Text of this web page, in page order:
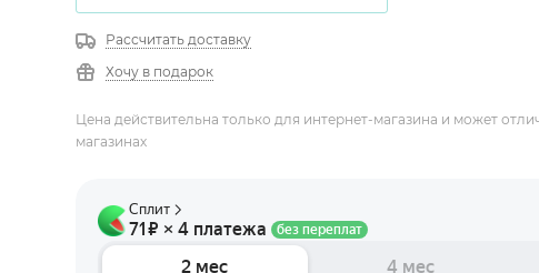
Рассчитать доставку
Хочу в подарок
Цена действительна только для интернет-магазина и может
магазинах